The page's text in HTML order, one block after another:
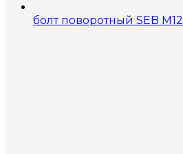
болт поворотный SEB M12